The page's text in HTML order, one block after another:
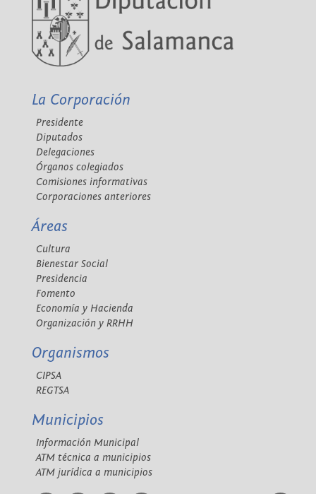
La Corporación
Presidente
Diputados
Delegaciones
Órganos colegiados
Comisiones informativas
Corporaciones anteriores
Áreas
Cultura
Bienestar Social
Presidencia
Fomento
Economía y Hacienda
Organización y RRHH
Organismos
CIPSA
REGTSA
Municipios
Información Municipal
ATM técnica a municipios
ATM jurídica a municipios